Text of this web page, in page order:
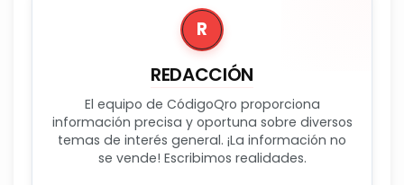
R
REDACCIÓN
El equipo de CódigoQro proporciona
información precisa y oportuna sobre diversos
temas de interés general. ¡La información no
se vende! Escribimos realidades.